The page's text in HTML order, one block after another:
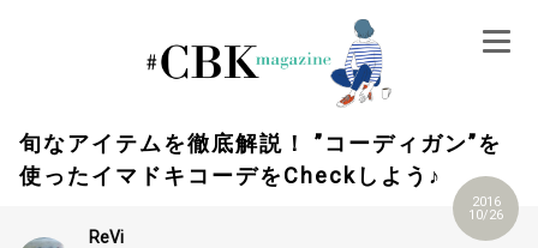
旬なアイテムを徹底解説！ ”コーディガン”を
使ったイマドキコーデをCheckしよう♪
2016
10/26
ReVi